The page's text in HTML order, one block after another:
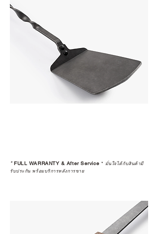
*FULL WARRANTY & After Service * มั่นใจได้กับสินค้ามี
รับประกัน พร้อมบริการหลังการขาย